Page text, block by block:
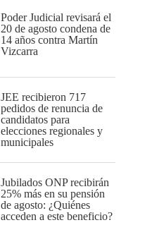
Poder Judicial revisará el
20 de agosto condena de
14 años contra Martín
Vizcarra
JEE recibieron 717
pedidos de renuncia de
candidatos para
elecciones regionales y
municipales
Jubilados ONP recibirán
25% más en su pensión
de agosto: ¿Quiénes
acceden a este beneficio?